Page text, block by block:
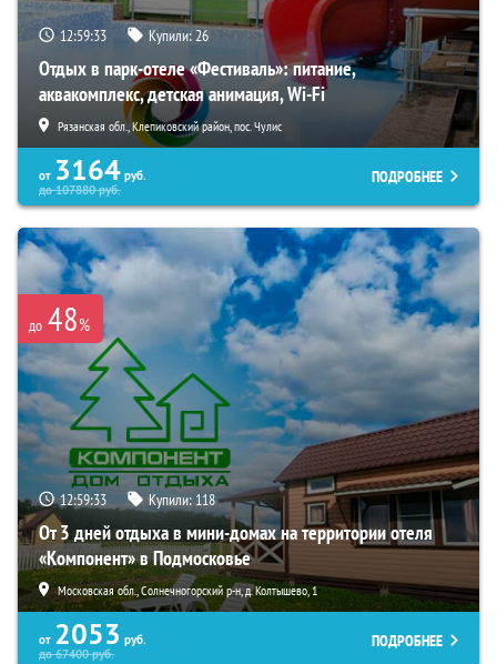
12:59:32 Купили:26
Отдых в парк-отеле «Фестиваль»: питание,
аквакомплекс, детская анимация, Wi-Fi
Рязанская обл., Клепиковский район, пос. Чулис
от 3164 руб.
до107880руб.
ПОДРОБНЕЕ
до 48%
12:59:32 Купили: 118
От 3 дней отдыха в мини-домах на территории отеля
«Компонент» в Подмосковье
Московская обл., Солнечногорский р-н, д. Колтышево, 1
от 2053 руб.
до67400руб.
ПОДРОБНЕЕ